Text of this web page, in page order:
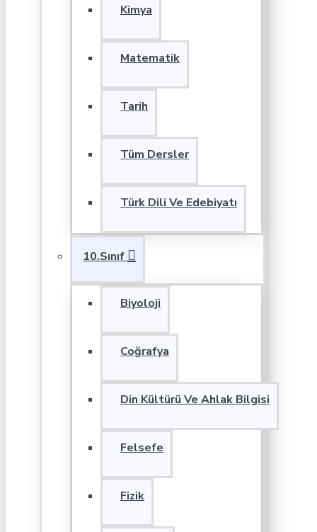
Kimya
Matematik
Tarih
Tüm Dersler
Türk Dili Ve Edebiyatı
10.Sınıf
Biyoloji
Coğrafya
Din Kültürü Ve Ahlak Bilgisi
Felsefe
Fizik